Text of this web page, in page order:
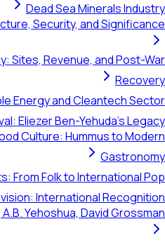
Dead Sea Minerals Industry
Security, and Significance
Sites, Revenue, and Post-War
Recovery
Energy and Cleantech Sector
Eliezer Ben-Yehuda's Legacy
Culture: Hummus to Modern
Gastronomy
From Folk to International Pop
International Recognition
Yehoshua, David Grossman